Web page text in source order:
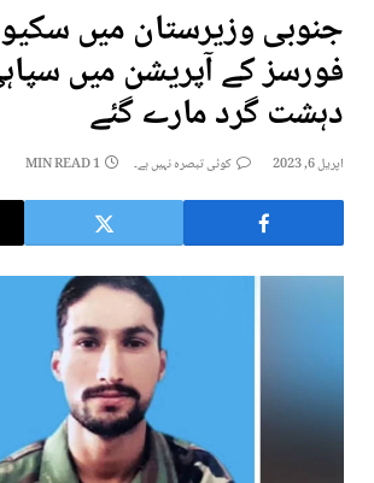
جنوبی وزیرستان میں
دہشت گرد مارے گئے
اپریل 6, 2023 کوئی تبصرہ نہیں ہے۔ 1 MIN READ